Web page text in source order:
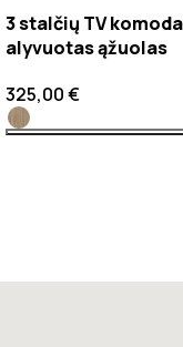
3 stalčių TV
alyvuotas ąžuolas
325,00€